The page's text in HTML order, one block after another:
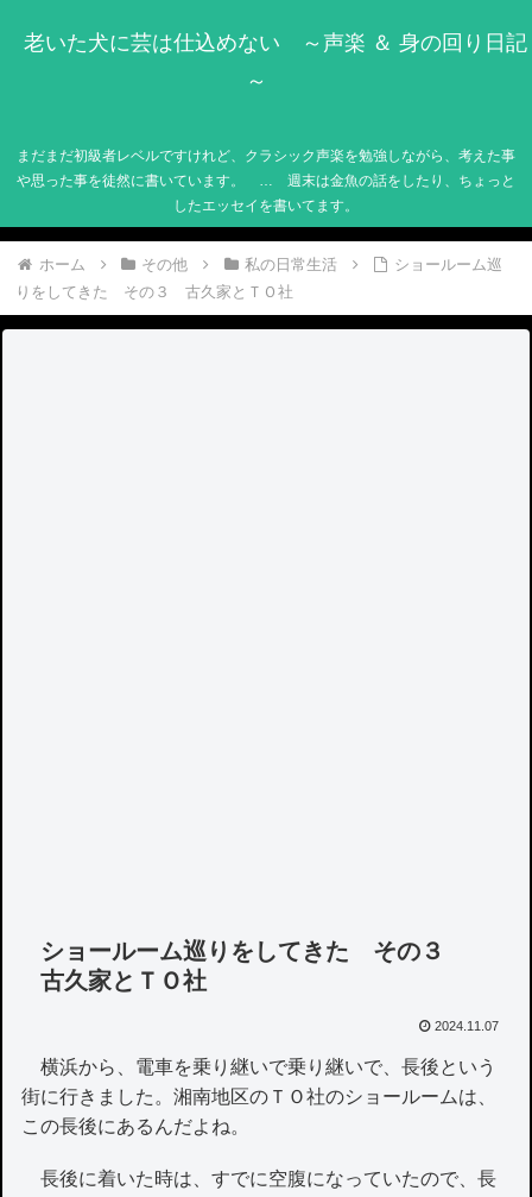
老いた犬に芸は仕込めない ～声楽 ＆ 身の回り日記
～
まだまだ初級者レベルですけれど、クラシック声楽を勉強しながら、考えた事
や思った事を徒然に書いています。 … 週末は金魚の話をしたり、ちょっと
したエッセイを書いてます。
ホーム その他 私の日常生活
ショールーム巡
りをしてきた その３ 古久家とＴＯ社
ショールーム巡りをしてきた その３
古久家とＴＯ社
2024.11.07
横浜から、電車を乗り継いで乗り継いで、長後という
街に行きました。湘南地区のＴＯ社のショールームは、
この長後にあるんだよね。
長後に着いた時は、すでに空腹になっていたので、長